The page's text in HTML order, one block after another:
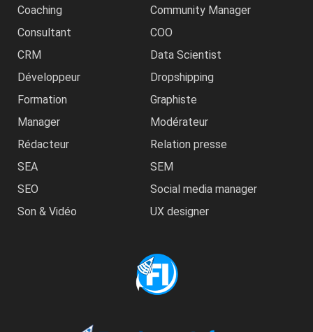
Coaching
Community Manager
Consultant
COO
CRM
Data Scientist
Développeur
Dropshipping
Formation
Graphiste
Manager
Modérateur
Rédacteur
Relation presse
SEA
SEM
SEO
Social media manager
Son & Vidéo
UX designer